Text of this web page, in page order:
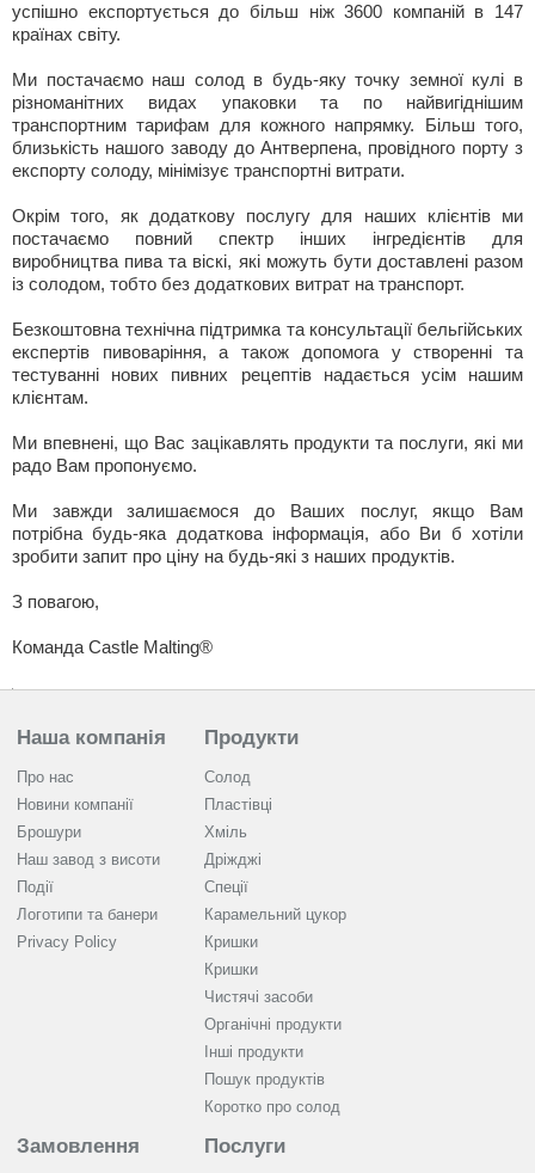
успішно експортується до більш ніж 3600 компаній в 147
країнах світу.
Ми постачаємо наш солод в будь-яку точку земної кулі в
різноманітних видах упаковки та по найвигіднішим
транспортним тарифам для кожного напрямку. Більш того,
близькість нашого заводу до Антверпена, провідного порту з
експорту солоду, мінімізує транспортні витрати.
Окрім того, як додаткову послугу для наших клієнтів ми
постачаємо повний спектр інших інгредієнтів для
виробництва пива та віскі, які можуть бути доставлені разом
із солодом, тобто без додаткових витрат на транспорт.
Безкоштовна технічна підтримка та консультації бельгійських
експертів пивоваріння, а також допомога у створенні та
тестуванні нових пивних рецептів надається усім нашим
клієнтам.
Ми впевнені, що Вас зацікавлять продукти та послуги, які ми
радо Вам пропонуємо.
Ми завжди залишаємося до Ваших послуг, якщо Вам
потрібна будь-яка додаткова інформація, або Ви б хотіли
зробити запит про ціну на будь-які з наших продуктів.
З повагою,
Команда Castle Malting®
Наша компанія
Про нас
Новини компанії
Брошури
Наш завод з висоти
Події
Логотипи та банери
Privacy Policy
Продукти
Солод
Пластівці
Хміль
Дріжджі
Спеції
Карамельний цукор
Кришки
Кришки
Чистячі засоби
Органічні продукти
Інші продукти
Пошук продуктів
Коротко про солод
Замовлення Послуги